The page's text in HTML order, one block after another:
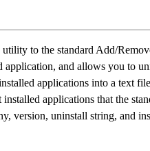
to the standard Add/
and allows you to
applications into a text
applications that the
version, uninstall string, and